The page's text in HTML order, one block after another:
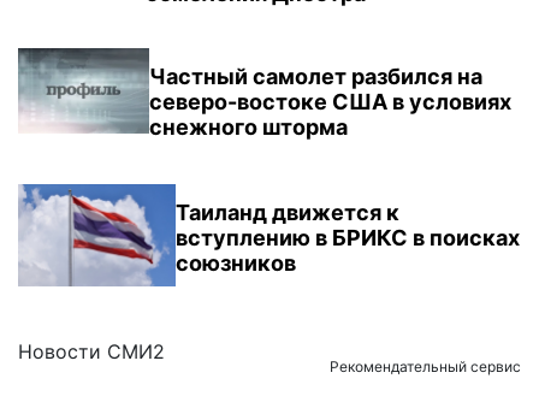
Частный самолет разбился на
северо-востоке США в условиях
снежного шторма
Таиланд движется к
вступлению в БРИКС в поисках
союзников
Новости СМИ2
Рекомендательный сервис